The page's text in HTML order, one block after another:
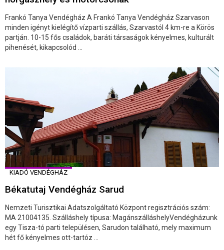
Frankó Tanya Vendégház A Frankó Tanya Vendégház Szarvason
minden igényt kielégítő vízparti szállás, Szarvastól 4 km-re a Körös
partján. 10-15 fős családok, baráti társaságok kényelmes, kulturált
pihenését, kikapcsolód ...
KIADÓ VENDÉGHÁZ
Békatutaj Vendégház Sarud
Nemzeti Turisztikai Adatszolgáltató Központ regisztrációs szám:
MA 21004135. Szálláshely típusa: MagánszálláshelyVendégházunk
egy Tisza-tó parti településen, Sarudon található, mely maximum
hét fő kényelmes ott-tartóz ...